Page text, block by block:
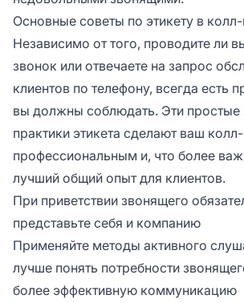
Основные советы по этикету в
Независимо от того, проводите ли
звонок или отвечаете на запрос
клиентов по телефону, всегда есть
вы должны соблюдать. Эти
практики этикета сделают ваш
профессиональным и, что более
лучший общий опыт для клиентов.
При приветствии звонящего
представьте себя и компанию
Применяйте методы активного
лучше понять потребности
более эффективную коммуникацию